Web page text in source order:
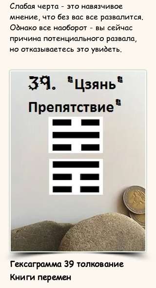
Слабая черта - это навязчивое
мнение, что без вас все развалится.
Однако все наоборот - вы сейчас
причина потенциального развала,
но отказываетесь это увидеть.
Гексаграмма 39 толкование
Книги перемен